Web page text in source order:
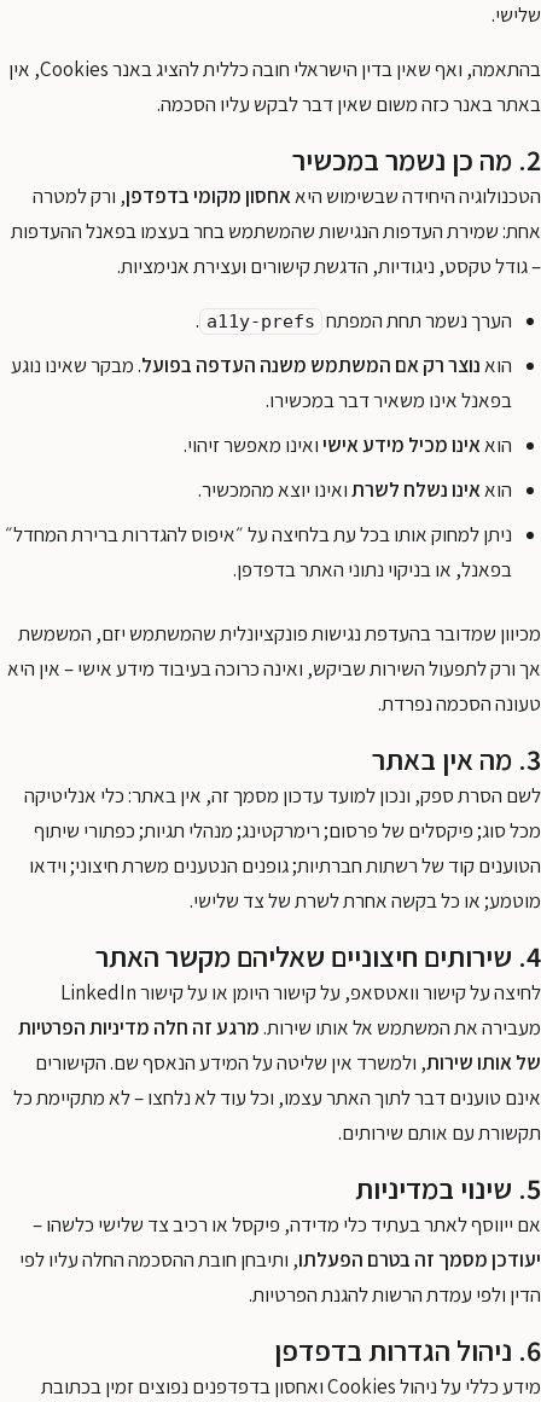
שלישי.
בהתאמה, ואף שאין בדין הישראלי חובה כללית להציג באנר Cookies, אין
באתר באנר כזה משום שאין דבר לבקש עליו הסכמה.
2. מה כן נשמר במכשיר
הטכנולוגיה היחידה שבשימוש היאאחסון מקומי בדפדפן, ורק למטרה
אחת: שמירת העדפות הנגישות שהמשתמש בחר בעצמו בפאנל ההעדפות
– גודל טקסט, ניגודיות, הדגשת קישורים ועצירת אנימציות.
הערך נשמר תחת המפתח a11y-prefs
.
הואנוצר רק אם המשתמש משנה העדפה בפועל. מבקר שאינו נוגע
בפאנל אינו משאיר דבר במכשירו.
הואאינו מכיל מידע אישיואינו מאפשר זיהוי.
הואאינו נשלח לשרתואינו יוצא מהמכשיר.
ניתן למחוק אותו בכל עת בלחיצה על ״איפוס להגדרות ברירת המחדל״
בפאנל, או בניקוי נתוני האתר בדפדפן.
מכיוון שמדובר בהעדפת נגישות פונקציונלית שהמשתמש יזם, המשמשת
אך ורק לתפעול השירות שביקש, ואינה כרוכה בעיבוד מידע אישי – אין היא
טעונה הסכמה נפרדת.
3. מה אין באתר
לשם הסרת ספק, ונכון למועד עדכון מסמך זה, אין באתר: כלי אנליטיקה
מכל סוג; פיקסלים של פרסום; רימרקטינג; מנהלי תגיות; כפתורי שיתוף
הטוענים קוד של רשתות חברתיות; גופנים הנטענים משרת חיצוני; וידאו
מוטמע; או כל בקשה אחרת לשרת של צד שלישי.
4. שירותים חיצוניים שאליהם מקשר האתר
לחיצה על קישור וואטסאפ, על קישור היומן או על קישור LinkedIn
מעבירה את המשתמש אל אותו שירות.מרגע זה חלה מדיניות הפרטיות
של אותו שירות, ולמשרד אין שליטה על המידע הנאסף שם. הקישורים
אינם טוענים דבר לתוך האתר עצמו, וכל עוד לא נלחצו – לא מתקיימת כל
תקשורת עם אותם שירותים.
5. שינוי במדיניות
אם ייווסף לאתר בעתיד כלי מדידה, פיקסל או רכיב צד שלישי כלשהו –
יעודכן מסמך זה בטרם הפעלתו, ותיבחן חובת ההסכמה החלה עליו לפי
הדין ולפי עמדת הרשות להגנת הפרטיות.
6. ניהול הגדרות בדפדפן
מידע כללי על ניהול Cookies ואחסון בדפדפנים נפוצים זמין בכתובת